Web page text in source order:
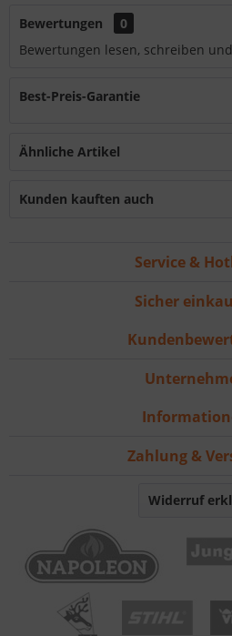
Bewertungen
0
Bewertungen lesen, schreiben
Best-Preis-Garantie
Ähnliche Artikel
Kunden kauften auch
Service &
Sicher
Zahlung &
Widerruf